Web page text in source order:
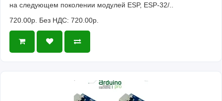
на следующем поколении модулей ESP, ESP-32/..
720.00р. Без НДС: 720.00р.